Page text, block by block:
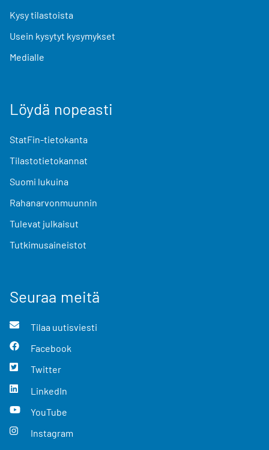
Kysy tilastoista
Usein kysytyt kysymykset
Medialle
Löydä nopeasti
StatFin-tietokanta
Tilastotietokannat
Suomi lukuina
Rahanarvonmuunnin
Tulevat julkaisut
Tutkimusaineistot
Seuraa meitä
Tilaa uutisviesti
Facebook
Twitter
LinkedIn
YouTube
Instagram